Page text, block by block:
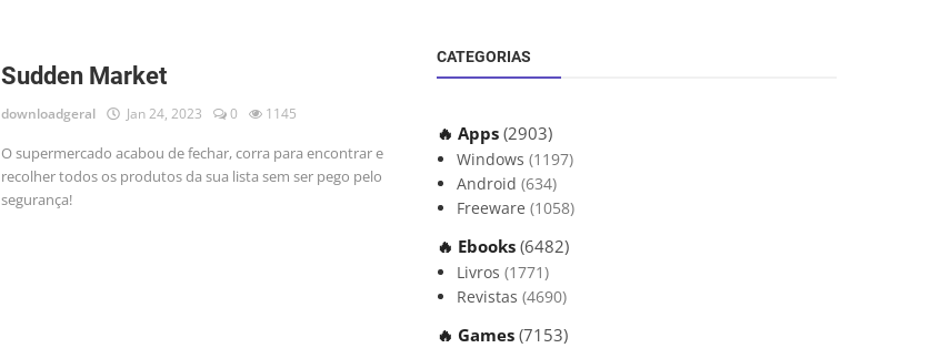
Sudden Market
downloadgeral Jan 24, 2023 0 1145
O supermercado acabou de fechar, corra para encontrar e
recolher todos os produtos da sua lista sem ser pego pelo
segurança!
CATEGORIAS
🔥 Apps (2903)
Windows (1197)
Android (634)
Freeware (1058)
🔥 Ebooks (6482)
Livros (1771)
Revistas (4690)
🔥 Games (7153)